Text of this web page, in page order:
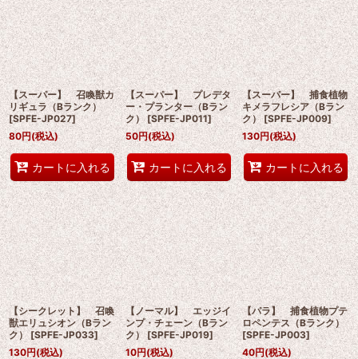
【スーパー】 召喚獣カ
リギュラ（Bランク）
[SPFE-JP027]
80円(税込)
カートに入れる
【スーパー】 プレデタ
ー・プランター（Bラン
ク） [SPFE-JP011]
50円(税込)
カートに入れる
【スーパー】 捕食植物
キメラフレシア（Bラン
ク） [SPFE-JP009]
130円(税込)
カートに入れる
【シークレット】 召喚
獣エリュシオン（Bラン
ク） [SPFE-JP033]
130円(税込)
【ノーマル】 エッジイ
ンプ・チェーン（Bラン
ク） [SPFE-JP019]
10円(税込)
【パラ】 捕食植物プテ
ロペンテス（Bランク）
[SPFE-JP003]
40円(税込)